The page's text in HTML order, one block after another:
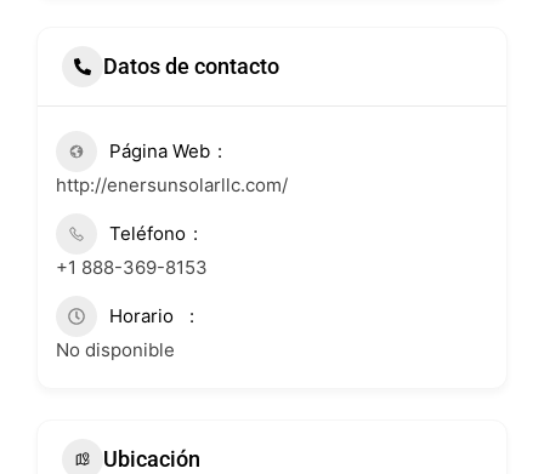
Datos de contacto
Página Web
http://enersunsolarllc.com/
Teléfono
+1 888-369-8153
Horario
No disponible
Ubicación